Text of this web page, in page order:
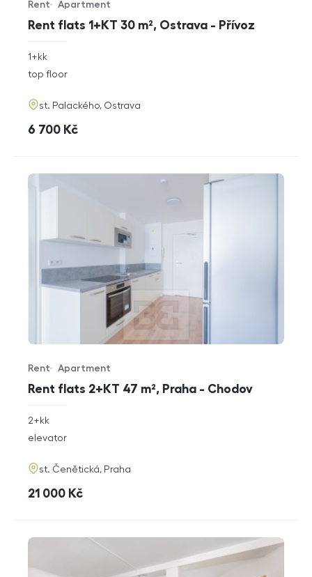
Rent flats 1+KT 30 m², Ostrava - Přívoz
Offer type
Rent
Property type
Apartment
rozměry
disposition
1+kk
funkce
top floor
adresa
st. Palackého, Ostrava
cena
6 700 Kč
Rent flats 2+KT 47 m², Praha - Chodov
Offer type
Rent
Property type
Apartment
rozměry
disposition
2+kk
funkce
elevator
adresa
st. Čenětická, Praha
cena
21 000 Kč